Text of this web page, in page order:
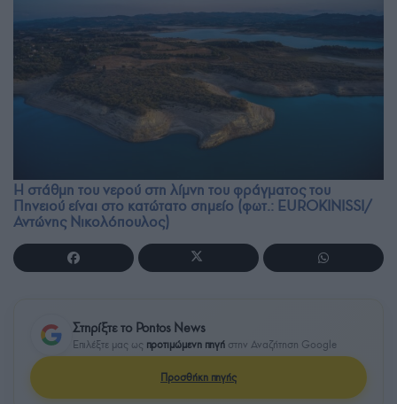
Η στάθμη του νερού στη λίμνη του φράγματος του
Πηνειού είναι στο κατώτατο σημείο (φωτ.: EUROKINISSI/
Αντώνης Νικολόπουλος)
Στηρίξτε το Pontos News
Επιλέξτε μας ως προτιμώμενη πηγή στην Αναζήτηση Google
Προσθήκη πηγής